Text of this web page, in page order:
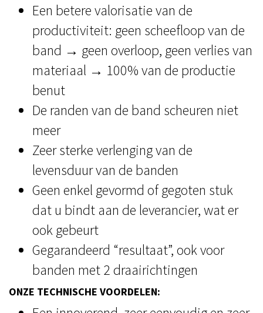
Een betere valorisatie van de
productiviteit: geen scheefloop van de
band → geen overloop, geen verlies van
materiaal → 100% van de productie
benut
De randen van de band scheuren niet
meer
Zeer sterke verlenging van de
levensduur van de banden
Geen enkel gevormd of gegoten stuk
dat u bindt aan de leverancier, wat er
ook gebeurt
Gegarandeerd “resultaat”, ook voor
banden met 2 draairichtingen
ONZE TECHNISCHE VOORDELEN: